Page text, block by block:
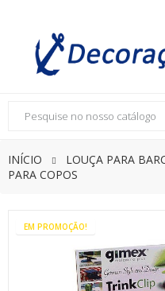
INÍCIO LOUÇA PARA
PARA COPOS
EM PROMOÇÃO!